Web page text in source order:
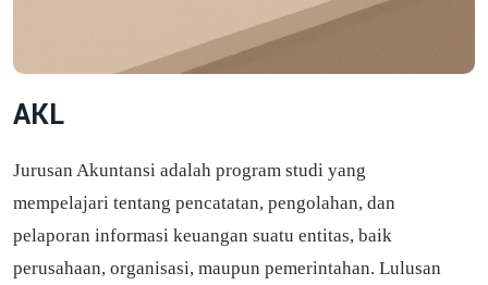
AKL
Jurusan Akuntansi adalah program studi yang
mempelajari tentang pencatatan, pengolahan, dan
pelaporan informasi keuangan suatu entitas, baik
perusahaan, organisasi, maupun pemerintahan. Lulusan